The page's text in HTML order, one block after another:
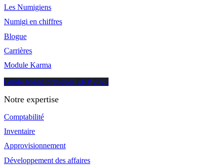
Les Numigiens
Numigi en chiffres
Blogue
Carrières
Module Karma
Guide bonne pratiques ERP 2026
Notre expertise
Comptabilité
Inventaire
Approvisionnement
Développement des affaires